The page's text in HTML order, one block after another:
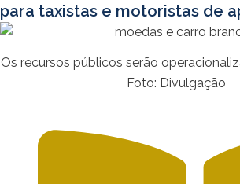
para taxistas e motoristas de
Os recursos públicos serão
Foto: Divulgação